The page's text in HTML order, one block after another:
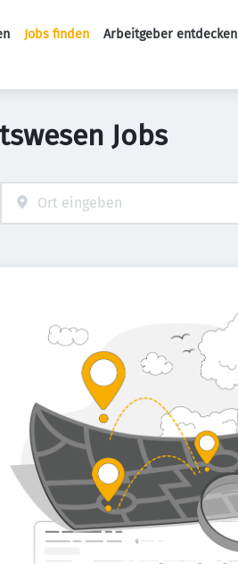
Jobs finden
Arbeitgeber entdecken
Jobs